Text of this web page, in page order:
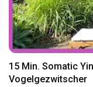
15 Min. Somatic
Vogelgezwitscher